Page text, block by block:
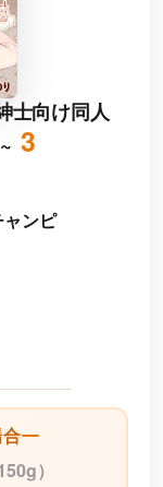
士向け同人
3
ンピ
）